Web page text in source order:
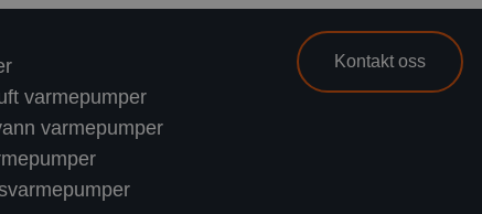
varmepumper
varmepumper
Kontakt oss